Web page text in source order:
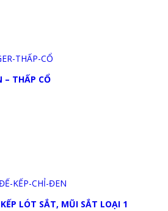
– THẤP CỔ
LÓT SẮT, MŨI SẮT LOẠI 1